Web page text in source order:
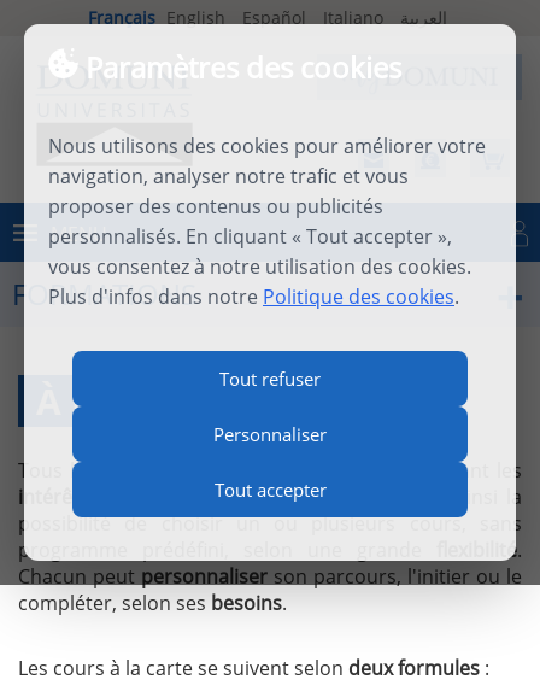
Paramètres des cookies
Nous utilisons des cookies pour améliorer votre
navigation, analyser notre trafic et vous
proposer des contenus ou publicités
personnalisés. En cliquant « Tout accepter »,
vous consentez à notre utilisation des cookies.
Plus d'infos dans notre Politique des cookies.
Tout refuser
Personnaliser
Tout accepter
Français English Español Italiano العربية
MENU Se connecter
FORMATIONS
À LA CARTE
Tous les cours sont accessibles
suivant les
intérêts de chacun
. Domuni-Universitas offre ainsi la
possibilité de choisir un ou plusieurs cours, sans
programme prédéfini, selon une grande
flexibilité.
Chacun peut personnaliser son parcours, l'initier ou le
compléter, selon ses besoins.
Les cours à la carte se suivent selon deux formules :